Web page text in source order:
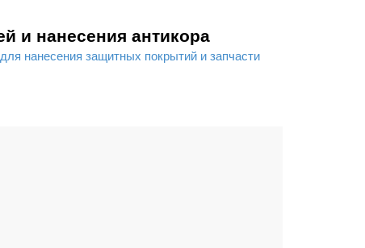
и нанесения антикора
нанесения защитных покрытий и запчасти